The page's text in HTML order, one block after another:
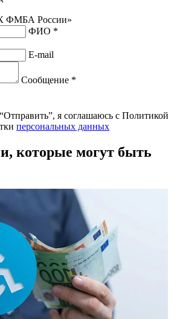
России»
ФИО *
E-mail
Сообщение *
я соглашаюсь с Политикой
персональных данных
которые могут быть